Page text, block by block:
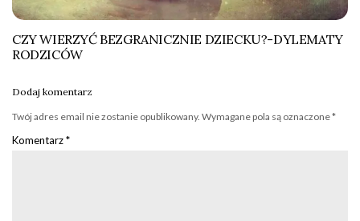
CZY WIERZYĆ BEZGRANICZNIE DZIECKU?-DYLEMATY
RODZICÓW
Dodaj komentarz
Twój adres email nie zostanie opublikowany. Wymagane pola są oznaczone*
Komentarz*